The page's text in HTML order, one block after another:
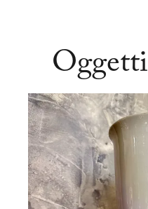
Oggetti